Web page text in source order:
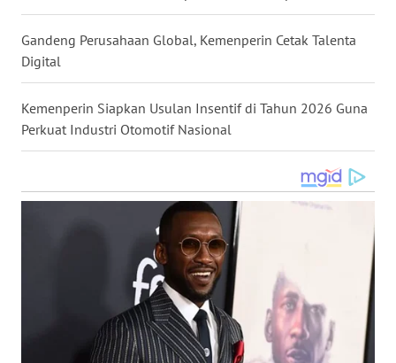
Gandeng Perusahaan Global, Kemenperin Cetak Talenta
Digital
Kemenperin Siapkan Usulan Insentif di Tahun 2026 Guna
Perkuat Industri Otomotif Nasional
WN
KALTARA
WN
KALSEL
WN